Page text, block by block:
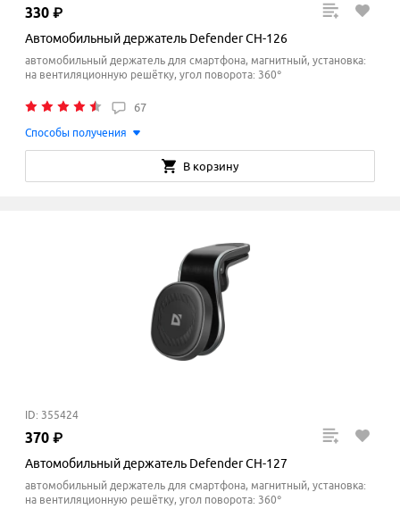
330 ₽
Автомобильный держатель Defender CH-126
автомобильный держатель для смартфона, магнитный, установка:
на вентиляционную решётку, угол поворота: 360°
67
Способы получения
В корзину
ID: 355424
370 ₽
Автомобильный держатель Defender CH-127
автомобильный держатель для смартфона, магнитный, установка:
на вентиляционную решётку, угол поворота: 360°